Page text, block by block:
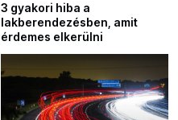
3 gyakori hiba a
lakberendezésben, amit
érdemes elkerülni